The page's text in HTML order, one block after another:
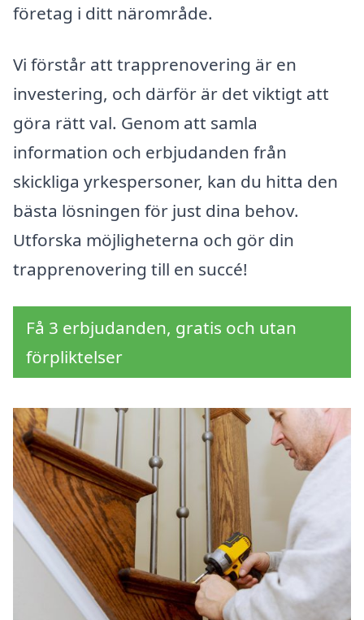
företag i ditt närområde.
Vi förstår att trapprenovering är en
investering, och därför är det viktigt att
göra rätt val. Genom att samla
information och erbjudanden från
skickliga yrkespersoner, kan du hitta den
bästa lösningen för just dina behov.
Utforska möjligheterna och gör din
trapprenovering till en succé!
Få 3 erbjudanden, gratis och utan
förpliktelser